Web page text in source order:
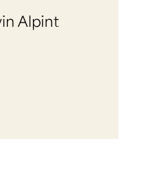
Alpint